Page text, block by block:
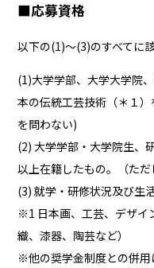
■応募資格
以下の(1)～(3)のすべてに
(1)大学学部、大学大学院
本の伝統工芸技術（＊１
を問わない)
(2) 大学学部・大学院生、
以上在籍したもの。（ただ
(3) 就学・研修状況及び生
※1 日本画、工芸、デザイ
織、漆器、陶芸など）
※他の奨学⾦制度との併